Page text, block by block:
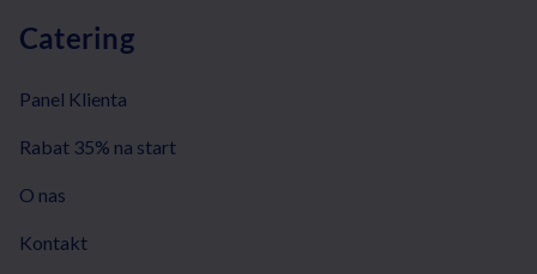
Catering
Panel Klienta
Rabat 35% na start
O nas
Kontakt